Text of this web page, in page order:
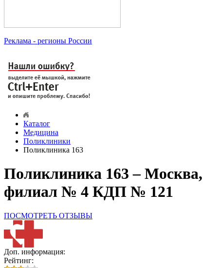
Реклама - регионы России
Каталог
Медицина
Поликлиники
Поликлиника 163
Поликлиника 163 – Москва,
филиал № 4 КДП № 121
ПОСМОТРЕТЬ ОТЗЫВЫ
Доп. информация:
Рейтинг: